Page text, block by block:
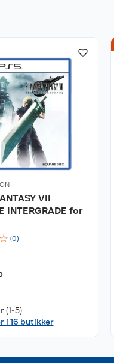
VII
INTERGRADE for
(0)
(1-5)
i 16 butikker